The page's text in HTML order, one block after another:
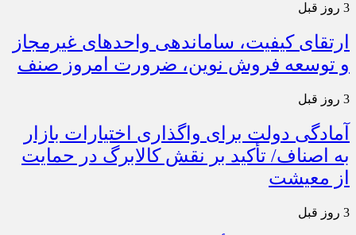
3 روز قبل
ارتقای کیفیت، ساماندهی واحدهای غیرمجاز
و توسعه فروش نوین، ضرورت امروز صنف
3 روز قبل
آمادگی دولت برای واگذاری اختیارات بازار
به اصناف/ تأکید بر نقش کالابرگ در حمایت
از معیشت
3 روز قبل